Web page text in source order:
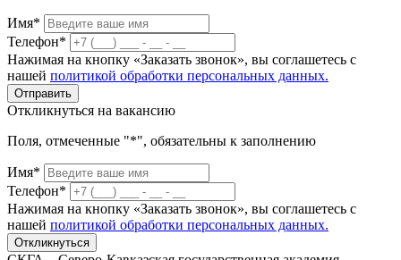
Имя*
Телефон*
Нажимая на кнопку «Заказать звонок», вы соглашетесь с
нашей политикой обработки персональных данных.
Отправить
Откликнуться на вакансию
Поля, отмеченные "*", обязательны к заполнению
Имя*
Телефон*
Нажимая на кнопку «Заказать звонок», вы соглашетесь с
нашей политикой обработки персональных данных.
Откликнуться